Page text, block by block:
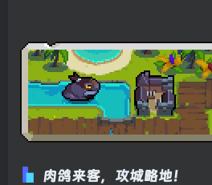
肉鸽来客，攻城略地！